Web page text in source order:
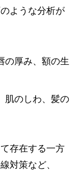
ような分析が
の厚み、額の生
肌のしわ、髪の
存在する一方
対策など、